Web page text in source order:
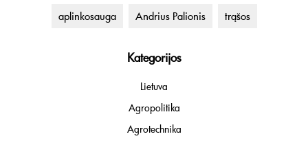
aplinkosauga Andrius Palionis trąšos
Kategorijos
Lietuva
Agropolitika
Agrotechnika